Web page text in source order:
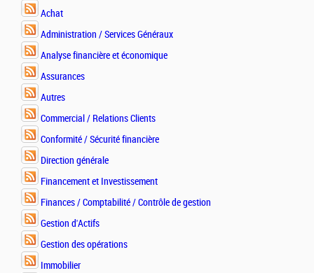
Achat
Administration / Services Généraux
Analyse financière et économique
Assurances
Autres
Commercial / Relations Clients
Conformité / Sécurité financière
Direction générale
Financement et Investissement
Finances / Comptabilité / Contrôle de gestion
Gestion d'Actifs
Gestion des opérations
Immobilier